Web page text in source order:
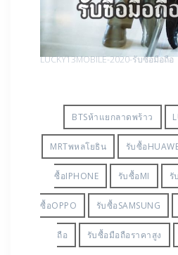
LUCKY13MOBILE-2020-รับซื้อมือถือ
BTSห้าแยกลาดพร้าว
MRTพหลโยธิน รับซื้อ
ซื้อIPHONE รับซื้อMI รั
ซื้อOPPO รับซื้อSAMSUNG
ถือ รับซื้อมือถือราคาสูง